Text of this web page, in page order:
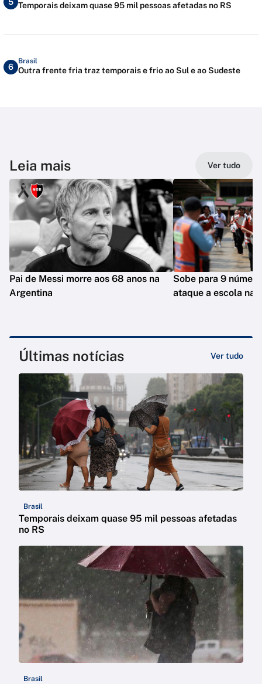
5 Temporais deixam quase 95 mil pessoas afetadas no RS
6
Brasil
Outra frente fria traz temporais e frio ao Sul e ao Sudeste
Leia mais Ver tudo
Pai de Messi morre aos 68 anos na
Argentina
Sobe para 9
ataque a escola na
Últimas notícias Ver tudo
Brasil
Temporais deixam quase 95 mil pessoas afetadas
no RS
Brasil